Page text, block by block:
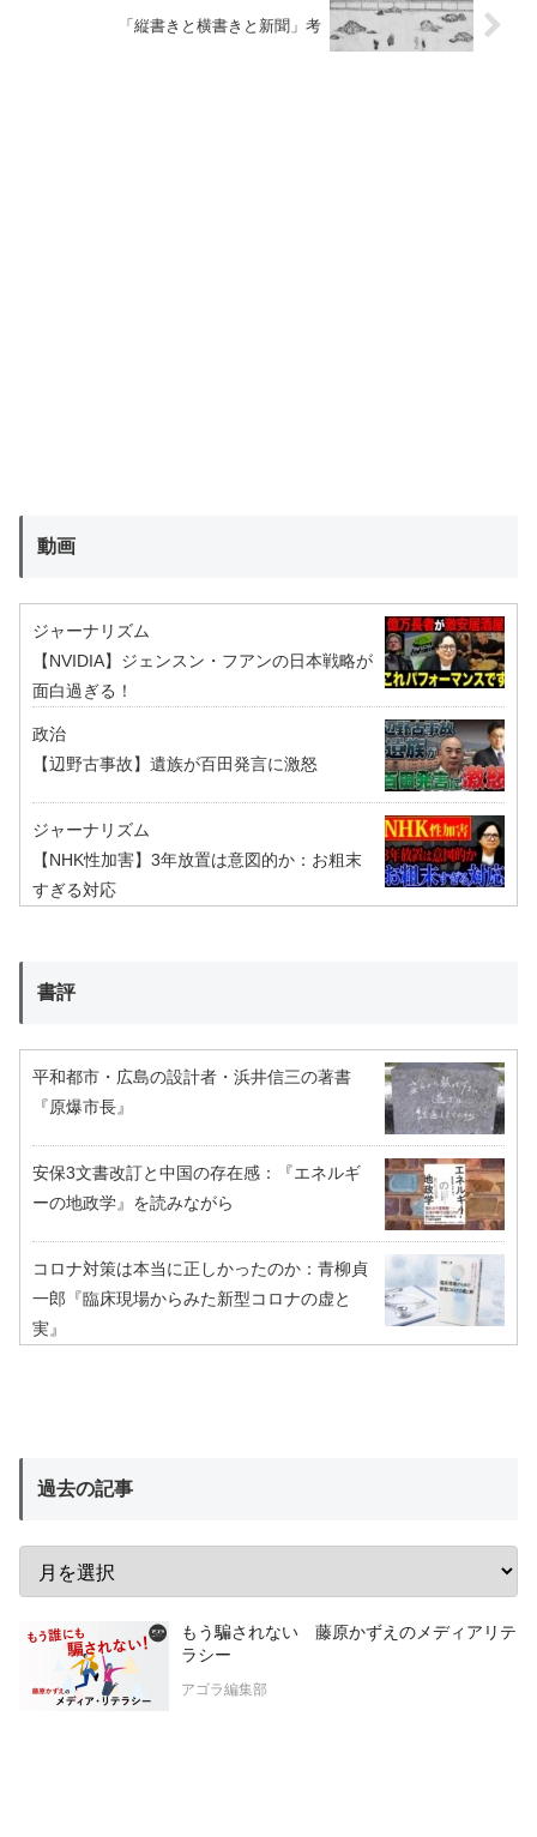
「縦書きと横書きと新聞」考
動画
ジャーナリズム
【NVIDIA】ジェンスン・フアンの日本戦略が
面白過ぎる！
政治
【辺野古事故】遺族が百田発言に激怒
ジャーナリズム
【NHK性加害】3年放置は意図的か：お粗末
すぎる対応
書評
平和都市・広島の設計者・浜井信三の著書
『原爆市長』
安保3文書改訂と中国の存在感：『エネルギ
ーの地政学』を読みながら
コロナ対策は本当に正しかったのか：青柳貞
一郎『臨床現場からみた新型コロナの虚と
実』
過去の記事
もう騙されない 藤原かずえのメディアリテ
ラシー
アゴラ編集部